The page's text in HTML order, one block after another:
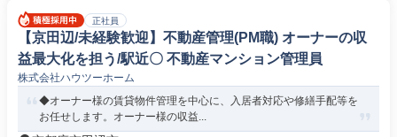
正社員
【京田辺/未経験歓迎】不動産管理(PM職) オーナーの収
益最大化を担う/駅近〇 不動産マンション管理員
株式会社ハウツーホーム
◆オーナー様の賃貸物件管理を中心に、入居者対応や修繕手配等を
お任せします。オーナー様の収益...